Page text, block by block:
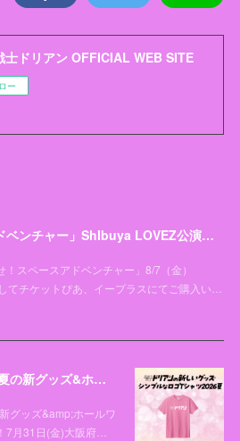
士ドリアン OFFICIAL WEB SITE
ー
「とびだせ！スペースアドベンチャー」ShIbuya LOVEZ公演チケットお引き取り開始日変更のお知らせとお詫び
スペースアドベンチャー」8/7（金）
てチケットぴあ、イープラスにてご購入い…
超能力戦士ドリアン2026夏の新グッズ&ホールワンマンツアーグッズを大発表！
グッズ&amp;ホールワ
7月31日(金)大阪府…